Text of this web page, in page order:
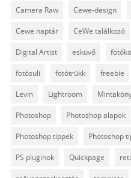
Camera Raw Cewe-design
Cewe naptár CeWe találkozó
Digital Artist esküvő
fotósuli fotótrükk freebie
Levin Lightroom
Photoshop Photoshop alapok
Photoshop tippek Photoshop
PS pluginok Quickpage